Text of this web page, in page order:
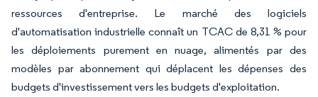
ressources d'entreprise. Le marché des logiciels
d'automatisation industrielle connaît un TCAC de 8,31 % pour
les déploiements purement en nuage, alimentés par des
modèles par abonnement qui déplacent les dépenses des
budgets d'investissement vers les budgets d'exploitation.